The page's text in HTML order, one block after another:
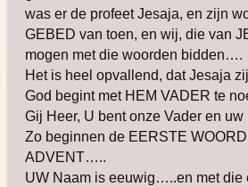
was er de profeet Jesaja, en zijn
GEBED van toen, en wij, die van
mogen met die woorden bidden….
Het is heel opvallend, dat Jesaja
God begint met HEM VADER te
Gij Heer, U bent onze Vader en
Zo beginnen de EERSTE
ADVENT…..
UW Naam is eeuwig…..en met die